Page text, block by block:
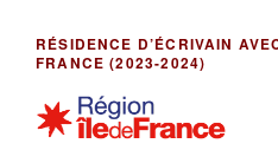
RÉSIDENCE D’ÉCRIVAIN
FRANCE (2023-2024)